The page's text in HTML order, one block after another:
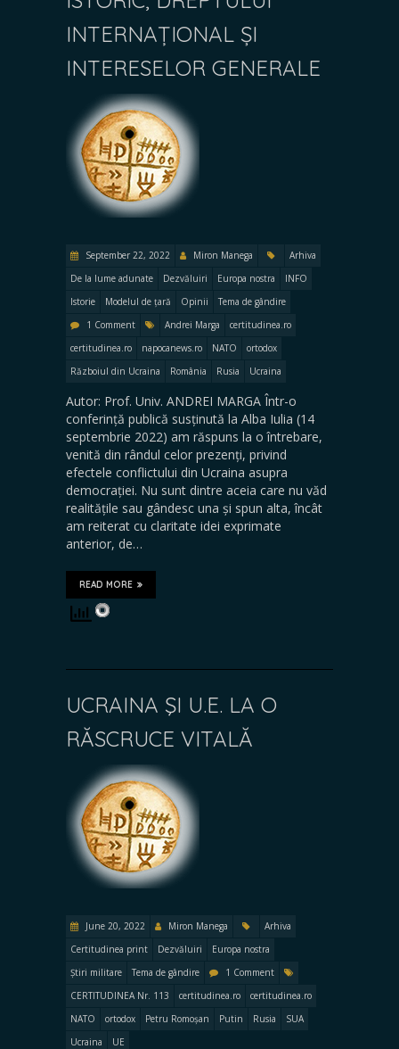
INTERNAȚIONAL ȘI
INTERESELOR GENERALE
September 22, 2022 Miron Manega
Arhiva
De la lume adunate
Dezvăluiri Europa nostra
INFO
Istorie
Modelul de țară Opinii
Tema de gândire
1 Comment
Andrei Marga
certitudinea.ro
certitudinea.ro
napocanews.ro NATO
ortodox
Războiul din Ucraina
România Rusia Ucraina
Autor: Prof. Univ. ANDREI MARGA Într-o
conferință publică susținută la Alba Iulia (14
septembrie 2022) am răspuns la o întrebare,
venită din rândul celor prezenți, privind
efectele conflictului din Ucraina asupra
democrației. Nu sunt dintre aceia care nu văd
realitățile sau gândesc una și spun alta, încât
am reiterat cu claritate idei exprimate
anterior, de…
READ MORE
UCRAINA ŞI U.E. LA O
RĂSCRUCE VITALĂ
June 20, 2022 Miron Manega
Arhiva
Certitudinea print
Dezvăluiri
Europa nostra
Știri militare
Tema de gândire
1 Comment
CERTITUDINEA Nr. 113
certitudinea.ro
certitudinea.ro
NATO
ortodox Petru Romoșan Putin Rusia
SUA
Ucraina
UE